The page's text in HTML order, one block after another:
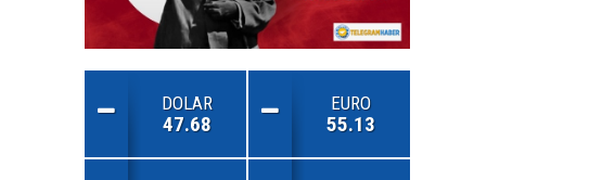
DOLAR
47.68
EURO
55.13